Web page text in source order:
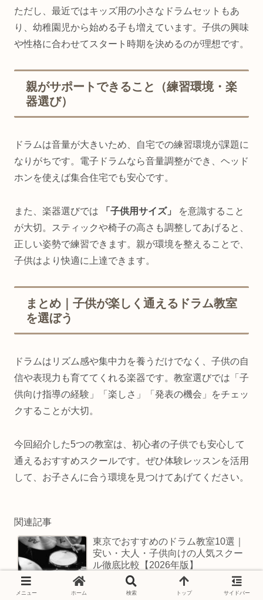
ただし、最近ではキッズ用の小さなドラムセットもあ
り、幼稚園児から始める子も増えています。子供の興味
や性格に合わせてスタート時期を決めるのが理想です。
親がサポートできること（練習環境・楽
器選び）
ドラムは音量が大きいため、自宅での練習環境が課題に
なりがちです。電子ドラムなら音量調整ができ、ヘッド
ホンを使えば集合住宅でも安心です。
また、楽器選びでは 「子供用サイズ」
を意識すること
が大切。スティックや椅子の高さも調整してあげると、
正しい姿勢で練習できます。親が環境を整えることで、
子供はより快適に上達できます。
まとめ｜子供が楽しく通えるドラム教室
を選ぼう
ドラムはリズム感や集中力を養うだけでなく、子供の自
信や表現力も育ててくれる楽器です。教室選びでは「子
供向け指導の経験」「楽しさ」「発表の機会」をチェッ
クすることが大切。
今回紹介した5つの教室は、初心者の子供でも安心して
通えるおすすめスクールです。ぜひ体験レッスンを活用
して、お子さんに合う環境を見つけてあげてください。
関連記事
東京でおすすめのドラム教室10選｜
安い・大人・子供向けの人気スクー
ル徹底比較【2026年版】
【町田 ドラム教室おすすめ】料金が
メニュー ホーム 検索 トップ サイドバー